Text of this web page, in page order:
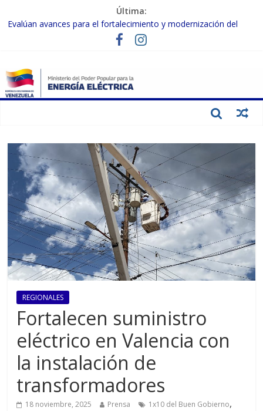
Última:
Evalúan avances para el fortalecimiento y modernización del
Inspeccionan trabajos de rehabilitación en instalaciones del SEN
Gobierno Nacional activa plan preventivo para fortalecer el SEN
ante el fenómeno de El Niño
Termocarabobo recupera el 50% de su capacidad de generación
REGIONALES
Fortalecen suministro
eléctrico en Valencia con
la instalación de
transformadores
18 noviembre, 2025 Prensa 1x10 del Buen Gobierno,